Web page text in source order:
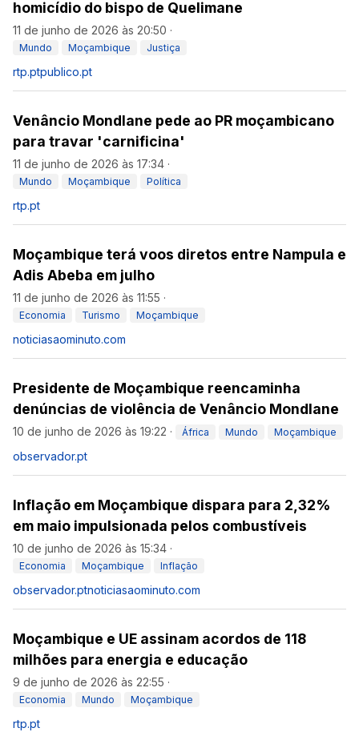
homicídio do bispo de Quelimane
11 de junho de 2026 às 20:50 ·
Mundo Moçambique Justiça
rtp.ptpublico.pt
Venâncio Mondlane pede ao PR moçambicano
para travar 'carnificina'
11 de junho de 2026 às 17:34 ·
Mundo Moçambique Política
rtp.pt
Moçambique terá voos diretos entre Nampula e
Adis Abeba em julho
11 de junho de 2026 às 11:55 ·
Economia Turismo Moçambique
noticiasaominuto.com
Presidente de Moçambique reencaminha
denúncias de violência de Venâncio Mondlane
10 de junho de 2026 às 19:22 · África Mundo Moçambique
observador.pt
Inflação em Moçambique dispara para 2,32%
em maio impulsionada pelos combustíveis
10 de junho de 2026 às 15:34 ·
Economia Moçambique Inflação
observador.ptnoticiasaominuto.com
Moçambique e UE assinam acordos de 118
milhões para energia e educação
9 de junho de 2026 às 22:55 ·
Economia Mundo Moçambique
rtp.pt